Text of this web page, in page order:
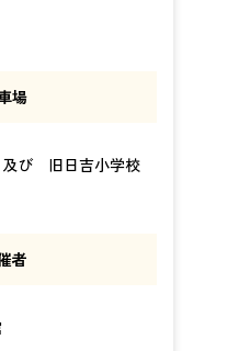
場
び 旧日吉小学校
者